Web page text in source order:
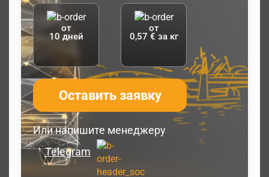
от
10 дней
от
0,57 € за кг
Оставить заявку
Или напишите менеджеру
Telegram